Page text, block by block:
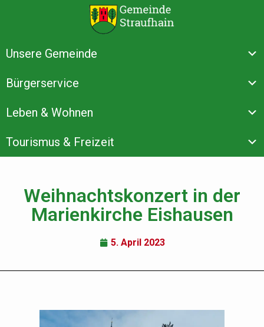
Unsere Gemeinde
Bürgerservice
Leben & Wohnen
Tourismus & Freizeit
Weihnachtskonzert in der
Marienkirche Eishausen
5. April 2023